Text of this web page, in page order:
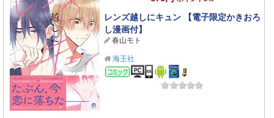
レンズ越しにキュン 【電子限定かきおろ
し漫画付】
春山モト
海王社
コミック